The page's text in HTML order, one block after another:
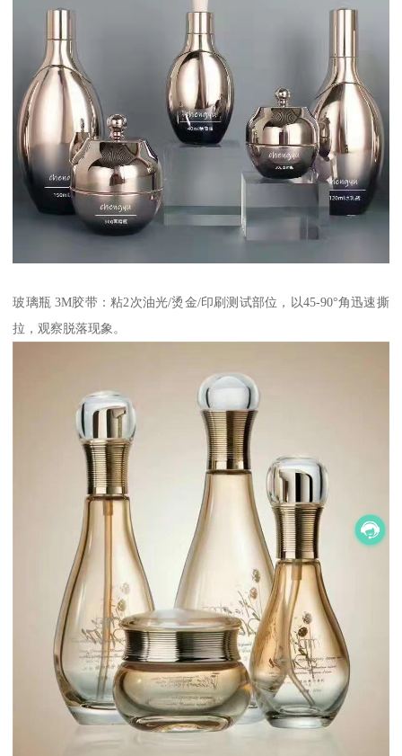
玻璃瓶 3M胶带：粘2次油光/烫金/印刷测试部位，以45-90°角迅速撕
拉，观察脱落现象。